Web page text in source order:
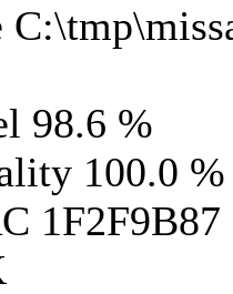
98.6 %
100.0 %
1F2F9B87